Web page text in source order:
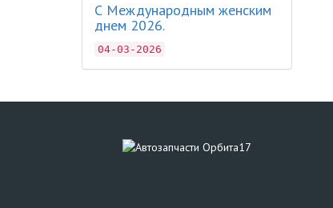
С Международным женским
днем 2026.
04-03-2026